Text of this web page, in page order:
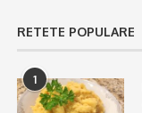
RETETE POPULARE
1